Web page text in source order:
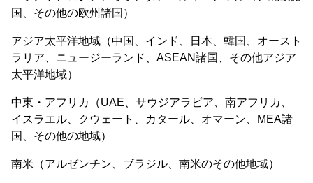
国、その他の欧州諸国）
アジア太平洋地域（中国、インド、日本、韓国、オースト
ラリア、ニュージーランド、ASEAN諸国、その他アジア
太平洋地域）
中東・アフリカ（UAE、サウジアラビア、南アフリカ、
イスラエル、クウェート、カタール、オマーン、MEA諸
国、その他の地域）
南米（アルゼンチン、ブラジル、南米のその他地域）